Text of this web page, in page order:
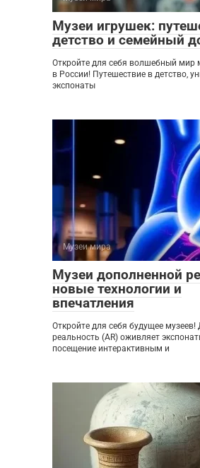
Музеи игрушек:
детство и семейный
Откройте для себя волшебный мир
в России! Путешествие в детство,
экспонаты
Музеи мира
Музеи дополненной
новые технологии и
впечатления
Откройте для себя будущее
реальность (AR) оживляет
посещение интерактивным и